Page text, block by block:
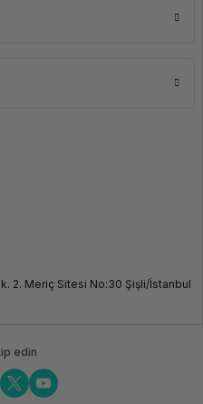
ve Yüksek
Transceiver, Aruba (Hewlett
bu transceiver, ağlarda ve veri
veri iletimini destekler.
2. Meriç Sitesi No:30 Şişli/İstanbul
edin